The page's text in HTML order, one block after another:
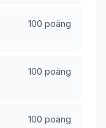
100 poäng
100 poäng
100 poäng